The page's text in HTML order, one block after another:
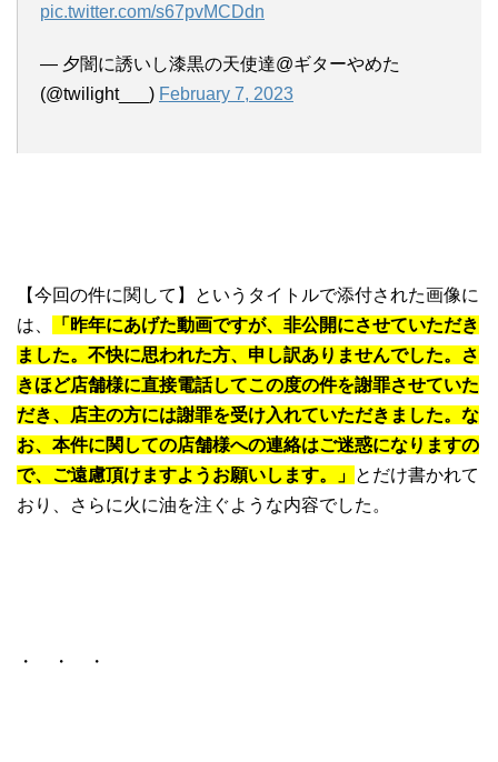
pic.twitter.com/s67pvMCDdn
— 夕闇に誘いし漆黒の天使達@ギターやめた
(@twilight___) February 7, 2023
【今回の件に関して】というタイトルで添付された画像に
は、
「昨年にあげた動画ですが、非公開にさせていただき
ました。不快に思われた方、申し訳ありませんでした。さ
きほど店舗様に直接電話してこの度の件を謝罪させていた
だき、店主の方には謝罪を受け入れていただきました。な
お、本件に関しての店舗様への連絡はご迷惑になりますの
で、ご遠慮頂けますようお願いします。」 とだけ書かれて
おり、さらに火に油を注ぐような内容でした。
・ ・ ・